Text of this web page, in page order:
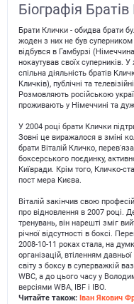
Біографія
Брати Клички - обидва брати
жоден з них не був
відбувся в Гамбурзі
нокаутував своїх суперників.
спільна діяльність братів
Кличків), публічні та
Розмовляють російською
проживають у Німеччині та
У 2004 році брати Клички
Зовні це виражалося в зміні
брати Віталій Кличко,
боксерського поєдинку,
Київради. Крім того, Кличко-
пост мера Києва.
Віталій закінчив свою
про відновлення в 2007 році.
тренувань, він нарешті зміг
річної відсутності в боксі.
2008-10-11 роках стала, на
організацій, втіленням
світу з боксу в суперважкій
WBC, а до цього часу у
версіями WBA, IBF і IBO.
Читайте також: Іван Якович